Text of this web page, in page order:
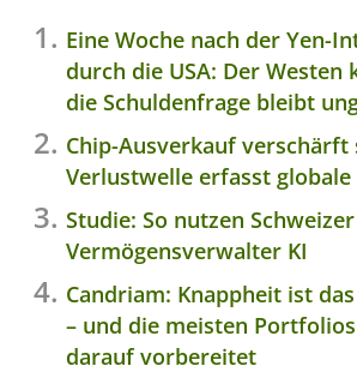
Eine Woche nach der Yen-
durch die USA: Der Westen
die Schuldenfrage bleibt
Chip-Ausverkauf verschärft
Verlustwelle erfasst globale
Studie: So nutzen Schweizer
Vermögensverwalter KI
Candriam: Knappheit ist
– und die meisten
darauf vorbereitet